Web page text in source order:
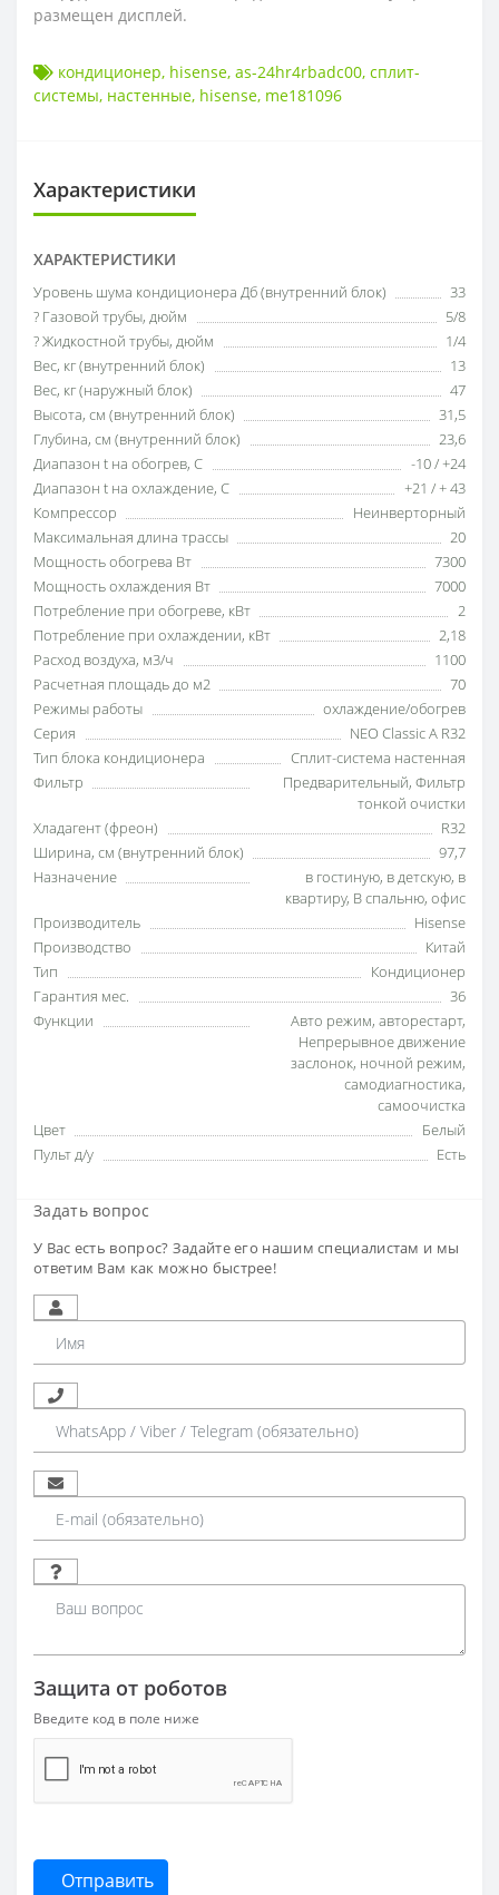
размещен дисплей.
кондиционер, hisense, as-24hr4rbadc00, сплит-
системы, настенные, hisense, me181096
Характеристики
ХАРАКТЕРИСТИКИ
Уровень шума кондиционера Дб (внутренний блок)
33
? Газовой трубы, дюйм
5/8
? Жидкостной трубы, дюйм
1/4
Вес, кг (внутренний блок)
13
Вес, кг (наружный блок)
47
Высота, см (внутренний блок)
31,5
Глубина, см (внутренний блок)
23,6
Диапазон t на обогрев, С
-10 / +24
Диапазон t на охлаждение, С
+21 / + 43
Компрессор
Неинверторный
Максимальная длина трассы
20
Мощность обогрева Вт
7300
Мощность охлаждения Вт
7000
Потребление при обогреве, кВт
2
Потребление при охлаждении, кВт
2,18
Расход воздуха, м3/ч
1100
Расчетная площадь до м2
70
Режимы работы
охлаждение/обогрев
Серия
NEO Classic A R32
Тип блока кондиционера
Сплит-система настенная
Фильтр
Предварительный, Фильтр
тонкой очистки
Хладагент (фреон)
R32
Ширина, см (внутренний блок)
97,7
Назначение
в гостиную, в детскую, в
квартиру, В спальню, офис
Производитель
Hisense
Производство
Китай
Тип
Кондиционер
Гарантия мес.
36
Функции
Авто режим, авторестарт,
Непрерывное движение
заслонок, ночной режим,
самодиагностика,
самоочистка
Цвет
Белый
Пульт д/у
Есть
Задать вопрос
У Вас есть вопрос? Задайте его нашим специалистам и мы
ответим Вам как можно быстрее!
Защита от роботов
Введите код в поле ниже
Отправить